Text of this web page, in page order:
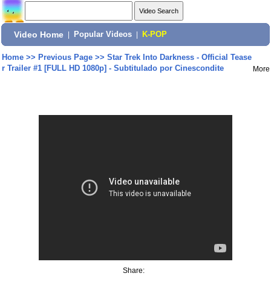
Video Home Popular Videos K-POP
Home>> Previous Page>> Star Trek Into Darkness - Official Tease
r Trailer #1 [FULL HD 1080p] - Subtitulado por Cinescondite
More
Share: